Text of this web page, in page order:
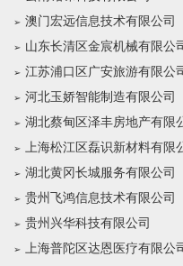
澳门宏远信息技术有限公司
山东长清区金宸机械有限公
江苏浦口区广安旅游有限公
河北玉娇智能制造有限公司
湖北蔡甸区泽丰房地产有限
上海松江区磊识新材料有限
湖北黄冈长城服务有限公司
贵州飞鸿信息技术有限公司
贵州兴华科技有限公司
上海普陀区达恩医疗有限公